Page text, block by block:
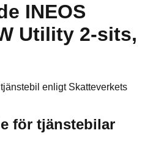
INEOS
Utility 2-sits,
enligt Skatteverkets
för tjänstebilar